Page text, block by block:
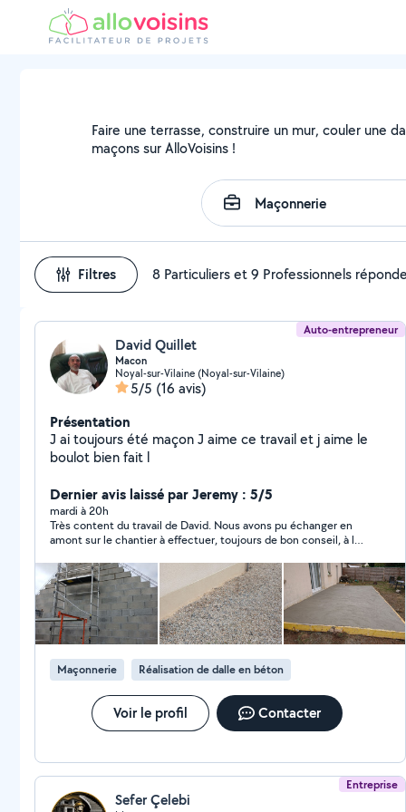
Faire une terrasse, construire un mur, couler une
maçons sur AlloVoisins !
Filtres 8 Particuliers et 9 Professionnels
Auto-entrepreneur
David Quillet
Macon
Noyal-sur-Vilaine (Noyal-sur-Vilaine)
5/5 (16 avis)
Présentation
J ai toujours été maçon J aime ce travail et j aime le
boulot bien fait l
Dernier avis laissé par Jeremy : 5/5
mardi à 20h
Très content du travail de David. Nous avons pu échanger en
amont sur le chantier à effectuer, toujours de bon conseil, à la
Bonne communication, chantier qui s'est déroulé comme
prévu, dans le délai annoncé par David. je recommande
vivement
Maçonnerie Réalisation de dalle en béton
Voir le profil Contacter
Entreprise
Sefer Çelebi